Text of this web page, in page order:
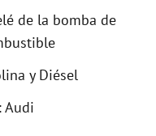
de la bomba de
y Diésel
Audi